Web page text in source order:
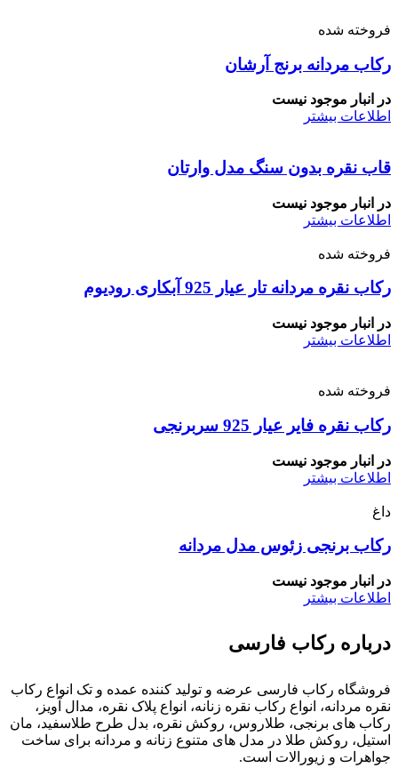
فروخته شده
رکاب مردانه برنج آرشان
در انبار موجود نیست
اطلاعات بیشتر
قاب نقره بدون سنگ مدل وارتان
در انبار موجود نیست
اطلاعات بیشتر
فروخته شده
رکاب نقره مردانه تار عیار 925 آبکاری رودیوم
در انبار موجود نیست
اطلاعات بیشتر
فروخته شده
رکاب نقره فایر عیار 925 سربرنجی
در انبار موجود نیست
اطلاعات بیشتر
داغ
رکاب برنجی زئوس مدل مردانه
در انبار موجود نیست
اطلاعات بیشتر
درباره رکاب فارسی
فروشگاه رکاب فارسی عرضه و تولید کننده عمده و تک انواع رکاب
نقره مردانه، انواع رکاب نقره زنانه، انواع پلاک نقره، مدال آویز،
رکاب های برنجی، طلاروس، روکش نقره، بدل طرح طلاسفید، مان
استیل، روکش طلا در مدل های متنوع زنانه و مردانه برای ساخت
جواهرات و زیورالات است.